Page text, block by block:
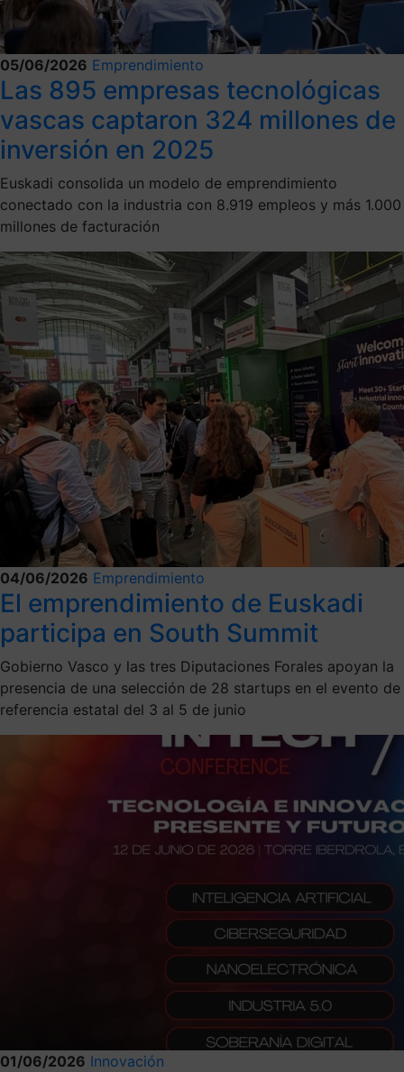
05/06/2026 Emprendimiento
Las 895 empresas tecnológicas
vascas captaron 324 millones de
inversión en 2025
Euskadi consolida un modelo de emprendimiento
conectado con la industria con 8.919 empleos y más 1.000
millones de facturación
04/06/2026 Emprendimiento
El emprendimiento de Euskadi
participa en South Summit
Gobierno Vasco y las tres Diputaciones Forales apoyan la
presencia de una selección de 28 startups en el evento de
referencia estatal del 3 al 5 de junio
01/06/2026 Innovación